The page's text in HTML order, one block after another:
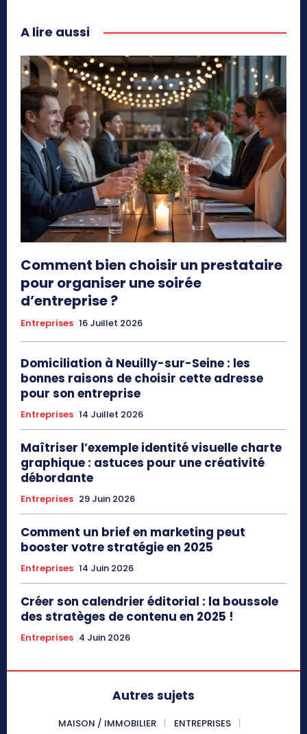
A lire aussi
Comment bien choisir un prestataire
pour organiser une soirée
d’entreprise ?
Entreprises 16 Juillet 2026
Domiciliation à Neuilly-sur-Seine : les
bonnes raisons de choisir cette adresse
pour son entreprise
Entreprises 14 Juillet 2026
Maîtriser l’exemple identité visuelle charte
graphique : astuces pour une créativité
débordante
Entreprises 29 Juin 2026
Comment un brief en marketing peut
booster votre stratégie en 2025
Entreprises 14 Juin 2026
Créer son calendrier éditorial : la boussole
des stratèges de contenu en 2025 !
Entreprises 4 Juin 2026
Autres sujets
MAISON / IMMOBILIER
ENTREPRISES